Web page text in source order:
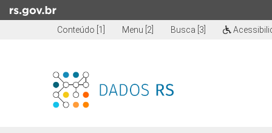
Skip to main content
Conteúdo [1] Menu [2] Busca [3]